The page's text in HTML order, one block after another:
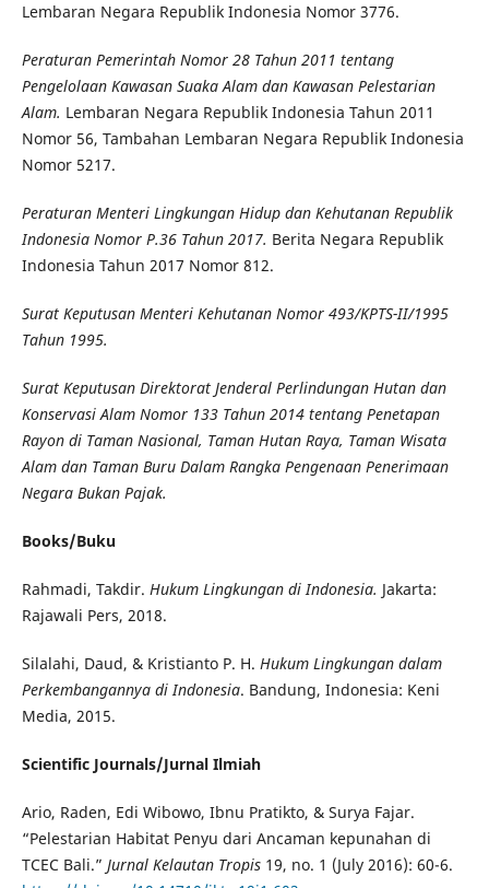
Lembaran Negara Republik Indonesia Nomor 3776.
Peraturan Pemerintah Nomor 28 Tahun 2011 tentang
Pengelolaan Kawasan Suaka Alam dan Kawasan Pelestarian
Alam. Lembaran Negara Republik Indonesia Tahun 2011
Nomor 56, Tambahan Lembaran Negara Republik Indonesia
Nomor 5217.
Peraturan Menteri Lingkungan Hidup dan Kehutanan Republik
Indonesia Nomor P.36 Tahun 2017. Berita Negara Republik
Indonesia Tahun 2017 Nomor 812.
Surat Keputusan Menteri Kehutanan Nomor 493/KPTS-II/1995
Tahun 1995.
Surat Keputusan Direktorat Jenderal Perlindungan Hutan dan
Konservasi Alam Nomor 133 Tahun 2014 tentang Penetapan
Rayon di Taman Nasional, Taman Hutan Raya, Taman Wisata
Alam dan Taman Buru Dalam Rangka Pengenaan Penerimaan
Negara Bukan Pajak.
Books/Buku
Rahmadi, Takdir. Hukum Lingkungan di Indonesia. Jakarta:
Rajawali Pers, 2018.
Silalahi, Daud, & Kristianto P. H. Hukum Lingkungan dalam
Perkembangannya di Indonesia. Bandung, Indonesia: Keni
Media, 2015.
Scientific Journals/Jurnal Ilmiah
Ario, Raden, Edi Wibowo, Ibnu Pratikto, & Surya Fajar.
“Pelestarian Habitat Penyu dari Ancaman kepunahan di
TCEC Bali.” Jurnal Kelautan Tropis 19, no. 1 (July 2016): 60-6.